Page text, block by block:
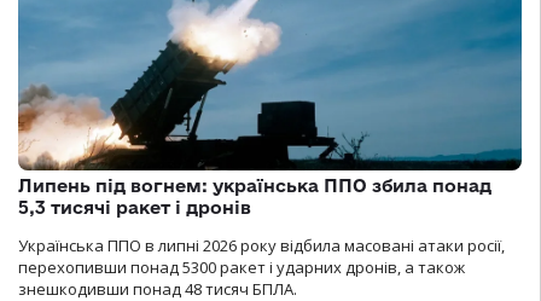
Липень під вогнем: українська ППО збила понад
5,3 тисячі ракет і дронів
Українська ППО в липні 2026 року відбила масовані атаки росії,
перехопивши понад 5300 ракет і ударних дронів, а також
знешкодивши понад 48 тисяч БПЛА.